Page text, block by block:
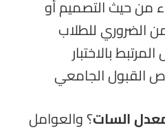
من حيث التصميم أو
الضروري للطلاب
بالاختبار
القبول الجامعي
السات؟ والعوامل